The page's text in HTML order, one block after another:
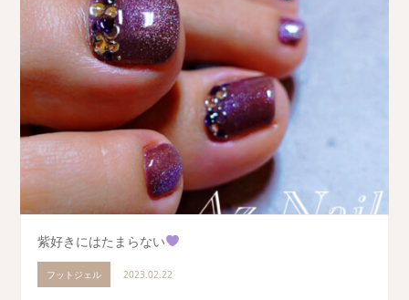
紫好きにはたまらない
フットジェル 2023.02.22